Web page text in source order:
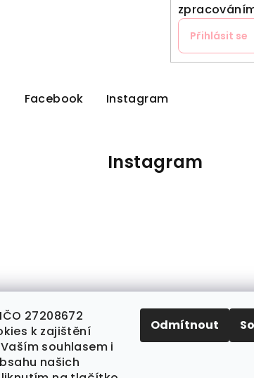
27208672
k zajištění
souhlasem i
našich
Odmítnout
Přihlásit se
Facebook Instagram
Instagram